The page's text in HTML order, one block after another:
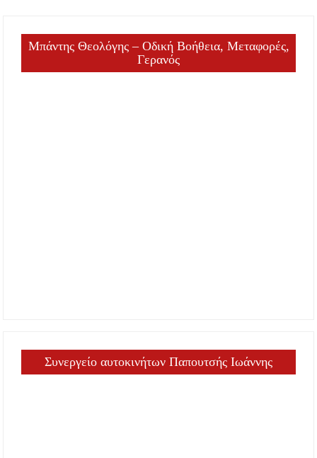
Μπάντης Θεολόγης – Οδική Βοήθεια, Μεταφορές,
Γερανός
Συνεργείο αυτοκινήτων Παπουτσής Ιωάννης